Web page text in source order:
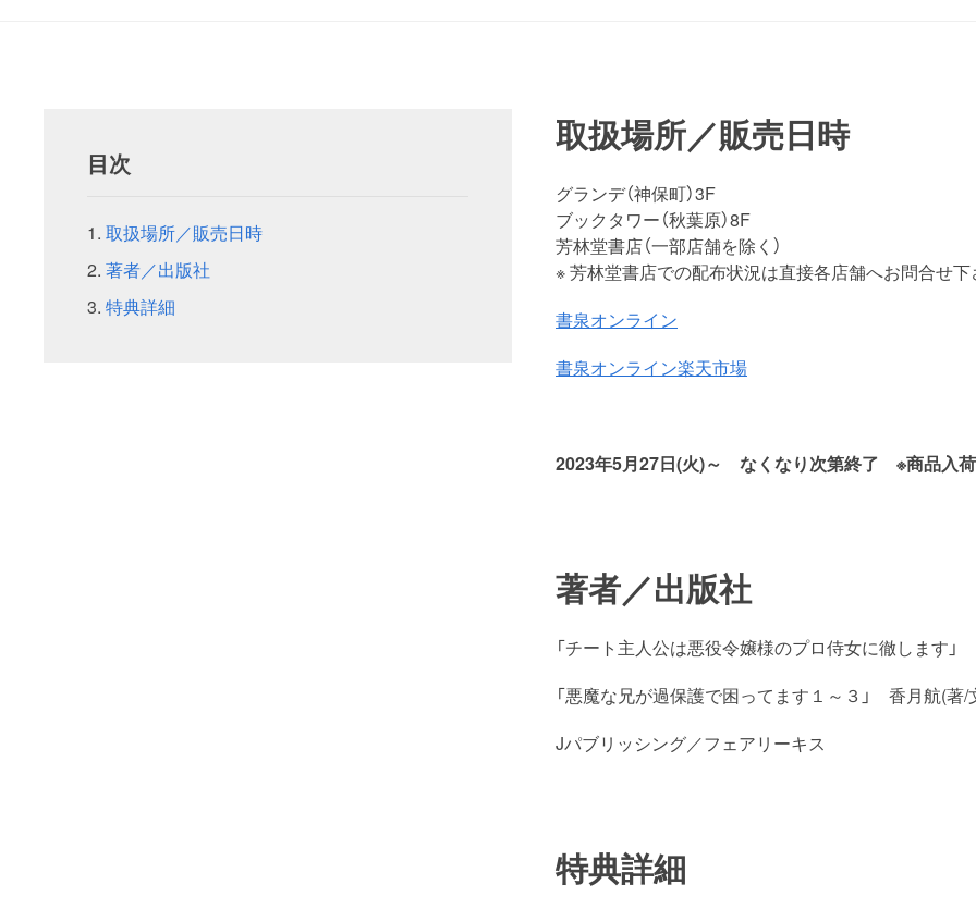
目次
取扱場所／販売日時
著者／出版社
特典詳細
取扱場所／販売日時
グランデ（神保町）3F
ブックタワー（秋葉原）8F
芳林堂書店（一部店舗を除く）
※ 芳林堂書店での配布状況は直接各店舗へお問合せ下
書泉オンライン
書泉オンライン楽天市場
2023年5月27日(火)～ なくなり次第終了 ※商品入荷
著者／出版社
「チート主人公は悪役令嬢様のプロ侍女に徹します
「悪魔な兄が過保護で困ってます１～３」 香月航(著
Jパブリッシング／フェアリーキス
特典詳細